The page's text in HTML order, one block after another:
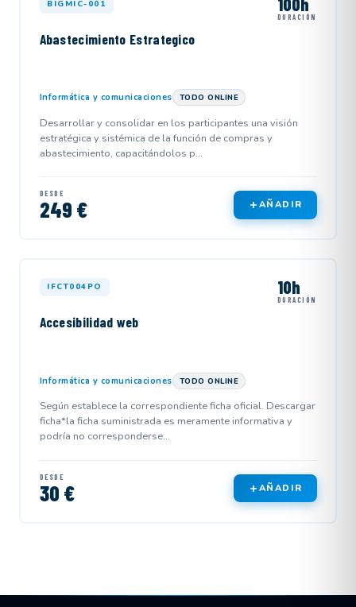
BIGMIC-001
DURACIÓN
Abastecimiento Estrategico
Informática y comunicaciones TODO ONLINE
Desarrollar y consolidar en los participantes una visión
estratégica y sistémica de la función de compras y
abastecimiento, capacitándolos p...
DESDE
249 € AÑADIR
IFCT004PO 10h
DURACIÓN
Accesibilidad web
Informática y comunicaciones TODO ONLINE
Según establece la correspondiente ficha oficial. Descargar
ficha*la ficha suministrada es meramente informativa y
podría no corresponderse...
DESDE
30 € AÑADIR